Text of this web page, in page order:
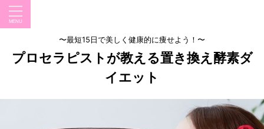
〜最短15日で美しく健康的に痩せよう！〜
プロセラピストが教える置き換え酵素ダ
イエット